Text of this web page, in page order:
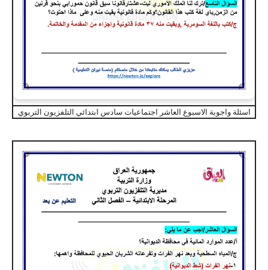
اسئلة واجوبة الاسبوع العاشر اجتماعيات سادس ابتدائي التلفزيون التربوي